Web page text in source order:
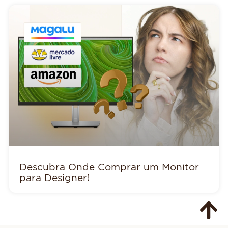
Descubra Onde Comprar um Monitor
para Designer!